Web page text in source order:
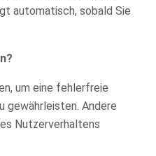
automatisch, sobald Sie
um eine fehlerfreie
gewährleisten. Andere
Nutzerverhaltens